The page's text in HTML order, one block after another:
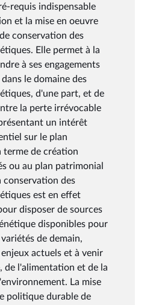
requis indispensable
et la mise en oeuvre
conservation des
Elle permet à la
à ses engagements
le domaine des
d'une part, et de
la perte irrévocable
un intérêt
sur le plan
terme de création
ou au plan patrimonial
conservation des
est en effet
disposer de sources
disponibles pour
de demain,
actuels et à venir
de l'alimentation et de la
La mise
politique durable de